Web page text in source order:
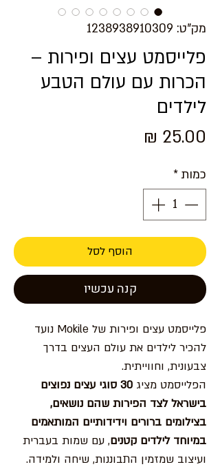
מק"ט: 1238938910309
פלייסמט עצים ופירות –
הכרות עם עולם הטבע
לילדים
כמות*
הוסף לסל
קנה עכשיו
פלייסמט עצים ופירות של Mokile נועד
להכיר לילדים את עולם העצים בדרך
צבעונית, וחווייתית.
הפלייסמט מציג
30 סוגי עצים נפוצים
בישראל לצד הפירות שהם נושאים,
בצילומים ברורים וידידותיים המותאמים
במיוחד לילדים קטנים, עם שמות בעברית
ועיצוב שמזמין התבוננות, שיחה ולמידה.